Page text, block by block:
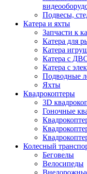
Подвесы,
Катера и яхты
Запчасти к
Катера для
Катера
Катера с
Катера с
Подводные
Яхты
Квадрокоптеры
3D
Гоночные
Колесный
Беговелы
Велосипеды